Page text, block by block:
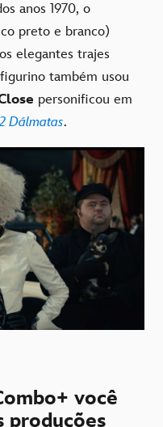
anos 1970, o
preto e branco)
elegantes trajes
também usou
personificou em
Dálmatas.
você
produções